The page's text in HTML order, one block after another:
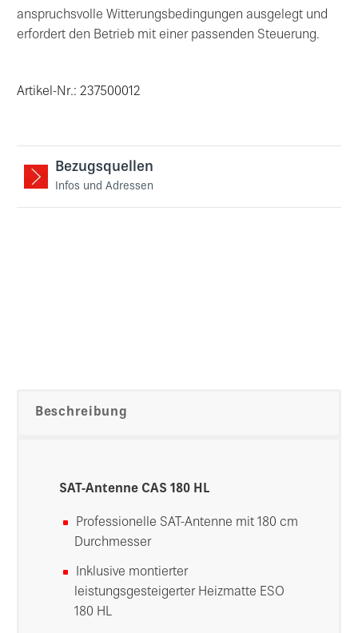
anspruchsvolle Witterungsbedingungen ausgelegt und
erfordert den Betrieb mit einer passenden Steuerung.
Artikel-Nr.: 237500012
Bezugsquellen
Infos und Adressen
Beschreibung
SAT-Antenne CAS 180 HL
Professionelle SAT-Antenne mit 180 cm
Durchmesser
Inklusive montierter
leistungsgesteigerter Heizmatte ESO
180 HL